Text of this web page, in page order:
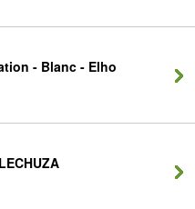
- Blanc - Elho